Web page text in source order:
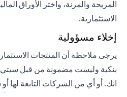
المريحة والمرنة، واختر الأوراق
الاستثمارية.
إخلاء مسؤولية
يرجى ملاحظة أن المنتجات
بنكية وليست مضمونة من قبل
انك. أو أي من الشركات التابعة لها